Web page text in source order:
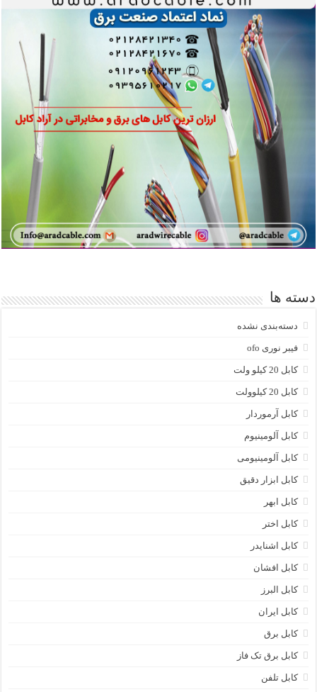
دسته ها
دسته‌بندی نشده
فیبر نوری ofo
کابل 20 کیلو ولت
کابل 20 کیلوولت
کابل آرموردار
کابل آلومینیوم
کابل آلومینیومی
کابل ابزار دقیق
کابل ابهر
کابل اختر
کابل اشنایدر
کابل افشان
کابل البرز
کابل ایران
کابل برق
کابل برق تک فاز
کابل تلفن